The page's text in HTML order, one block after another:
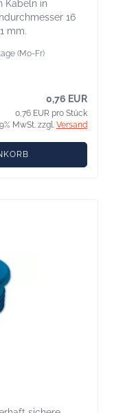
Kabeln in
16
mm.
(Mo-Fr)
0,76 EUR
0,76 EUR pro Stück
MwSt. zzgl. Versand